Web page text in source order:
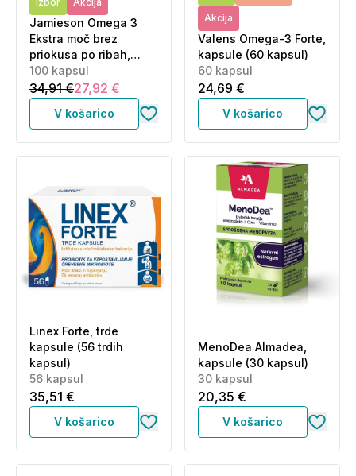
Jamieson Omega 3
Ekstra moč brez
priokusa po ribah,
kapsule (100 kapsul)
100 kapsul
34,91 €27,92 €
V košarico
Akcija
Valens Omega-3 Forte,
kapsule (60 kapsul)
60 kapsul
24,69 €
V košarico
Linex Forte, trde
kapsule (56 trdih
kapsul)
56 kapsul
35,51 €
V košarico
MenoDea Almadea,
kapsule (30 kapsul)
30 kapsul
20,35 €
V košarico